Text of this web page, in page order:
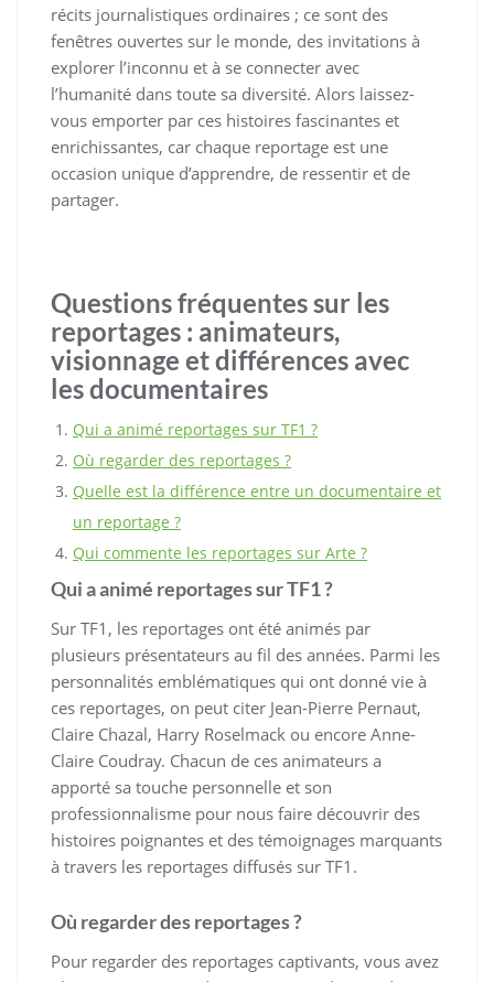
récits journalistiques ordinaires ; ce sont des
fenêtres ouvertes sur le monde, des invitations à
explorer l’inconnu et à se connecter avec
l’humanité dans toute sa diversité. Alors laissez-
vous emporter par ces histoires fascinantes et
enrichissantes, car chaque reportage est une
occasion unique d’apprendre, de ressentir et de
partager.
Questions fréquentes sur les
reportages : animateurs,
visionnage et différences avec
les documentaires
Qui a animé reportages sur TF1 ?
Où regarder des reportages ?
Quelle est la différence entre un documentaire et
un reportage ?
Qui commente les reportages sur Arte ?
Qui a animé reportages sur TF1 ?
Sur TF1, les reportages ont été animés par
plusieurs présentateurs au fil des années. Parmi les
personnalités emblématiques qui ont donné vie à
ces reportages, on peut citer Jean-Pierre Pernaut,
Claire Chazal, Harry Roselmack ou encore Anne-
Claire Coudray. Chacun de ces animateurs a
apporté sa touche personnelle et son
professionnalisme pour nous faire découvrir des
histoires poignantes et des témoignages marquants
à travers les reportages diffusés sur TF1.
Où regarder des reportages ?
Pour regarder des reportages captivants, vous avez